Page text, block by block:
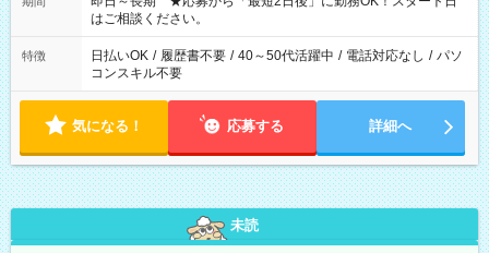
はご相談ください。
特徴 日払いOK / 履歴書不要 / 40～50代活躍中 / 電話対応なし / パソ
コンスキル不要
気になる！ 応募する 詳細へ
未読